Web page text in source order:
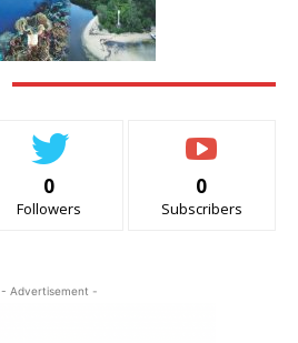
0
Followers
0
Subscribers
- Advertisement -